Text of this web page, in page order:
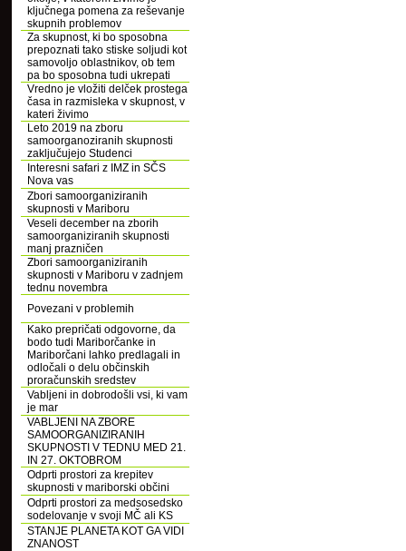
ključnega pomena za reševanje
skupnih problemov
Za skupnost, ki bo sposobna
prepoznati tako stiske soljudi kot
samovoljo oblastnikov, ob tem
pa bo sposobna tudi ukrepati
Vredno je vložiti delček prostega
časa in razmisleka v skupnost, v
kateri živimo
Leto 2019 na zboru
samoorganoziranih skupnosti
zaključujejo Studenci
Interesni safari z IMZ in SČS
Nova vas
Zbori samoorganiziranih
skupnosti v Mariboru
Veseli december na zborih
samoorganiziranih skupnosti
manj prazničen
Zbori samoorganiziranih
skupnosti v Mariboru v zadnjem
tednu novembra
Povezani v problemih
Kako prepričati odgovorne, da
bodo tudi Mariborčanke in
Mariborčani lahko predlagali in
odločali o delu občinskih
proračunskih sredstev
Vabljeni in dobrodošli vsi, ki vam
je mar
VABLJENI NA ZBORE
SAMOORGANIZIRANIH
SKUPNOSTI V TEDNU MED 21.
IN 27. OKTOBROM
Odprti prostori za krepitev
skupnosti v mariborski občini
Odprti prostori za medsosedsko
sodelovanje v svoji MČ ali KS
STANJE PLANETA KOT GA VIDI
ZNANOST